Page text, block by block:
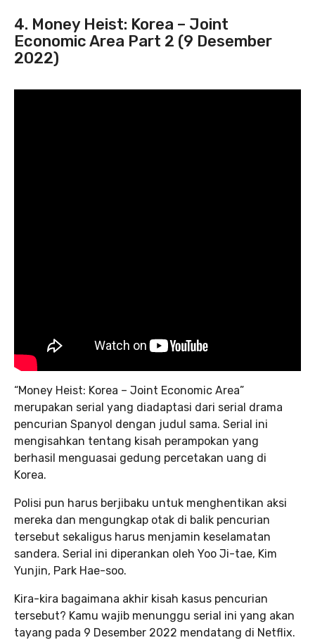
4. Money Heist: Korea – Joint
Economic Area Part 2 (9 Desember
2022)
“Money Heist: Korea – Joint Economic Area”
merupakan serial yang diadaptasi dari serial drama
pencurian Spanyol dengan judul sama. Serial ini
mengisahkan tentang kisah perampokan yang
berhasil menguasai gedung percetakan uang di
Korea.
Polisi pun harus berjibaku untuk menghentikan aksi
mereka dan mengungkap otak di balik pencurian
tersebut sekaligus harus menjamin keselamatan
sandera. Serial ini diperankan oleh Yoo Ji-tae, Kim
Yunjin, Park Hae-soo.
Kira-kira bagaimana akhir kisah kasus pencurian
tersebut? Kamu wajib menunggu serial ini yang akan
tayang pada 9 Desember 2022 mendatang di Netflix.